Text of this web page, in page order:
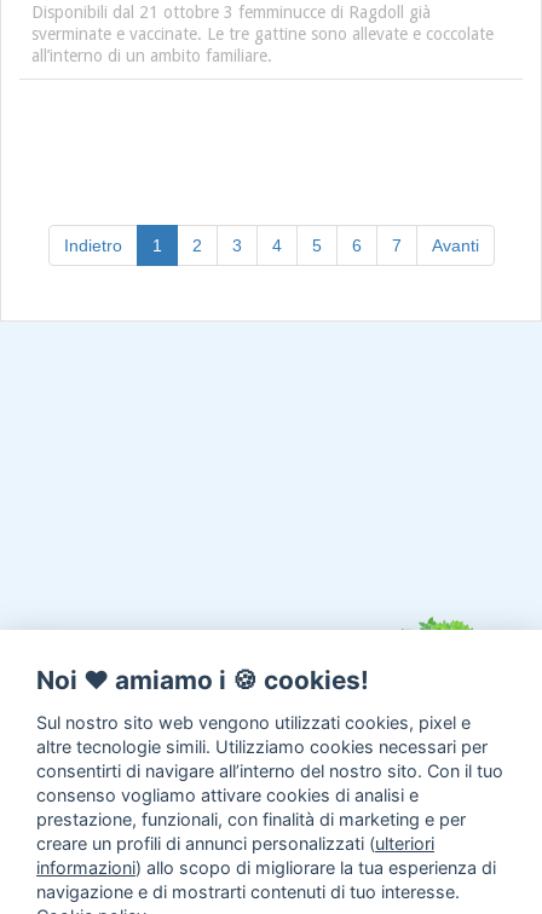
Disponibili dal 21 ottobre 3 femminucce di Ragdoll già
sverminate e vaccinate. Le tre gattine sono allevate e coccolate
all’interno di un ambito familiare.
Indietro 1 (current)
2 3 4 5 6 7 Avanti
Noi ♥️ amiamo i 🍪 cookies!
Sul nostro sito web vengono utilizzati cookies, pixel e
altre tecnologie simili. Utilizziamo cookies necessari per
consentirti di navigare all’interno del nostro sito. Con il tuo
consenso vogliamo attivare cookies di analisi e
prestazione, funzionali, con finalità di marketing e per
creare un profili di annunci personalizzati (ulteriori
informazioni) allo scopo di migliorare la tua esperienza di
navigazione e di mostrarti contenuti di tuo interesse.